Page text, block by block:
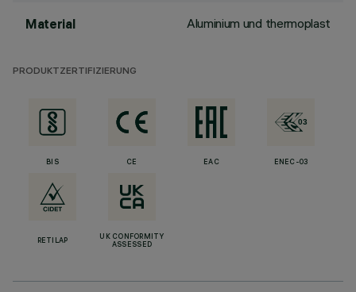
Material Aluminium und thermoplast
PRODUKTZERTIFIZIERUNG
BIS CE EAC ENEC-03
RETILAP
UK CONFORMITY
ASSESSED